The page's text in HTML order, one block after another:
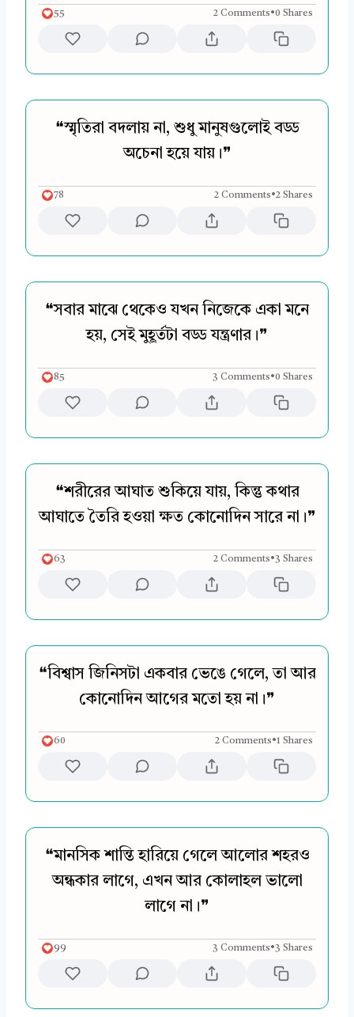
55 2 Comments•0 Shares
❝স্মৃতিরা বদলায় না, শুধু মানুষগুলোই বড্ড
অচেনা হয়ে যায়।❞
78 2 Comments•2 Shares
❝সবার মাঝে থেকেও যখন নিজেকে একা মনে
হয়, সেই মুহূর্তটা বড্ড যন্ত্রণার।❞
85 3 Comments•0 Shares
❝শরীরের আঘাত শুকিয়ে যায়, কিন্তু কথার
আঘাতে তৈরি হওয়া ক্ষত কোনোদিন সারে না।❞
63 2 Comments•3 Shares
❝বিশ্বাস জিনিসটা একবার ভেঙে গেলে, তা আর
কোনোদিন আগের মতো হয় না।❞
60 2 Comments•1 Shares
❝মানসিক শান্তি হারিয়ে গেলে আলোর শহরও
অন্ধকার লাগে, এখন আর কোলাহল ভালো
লাগে না।❞
99 3 Comments•3 Shares